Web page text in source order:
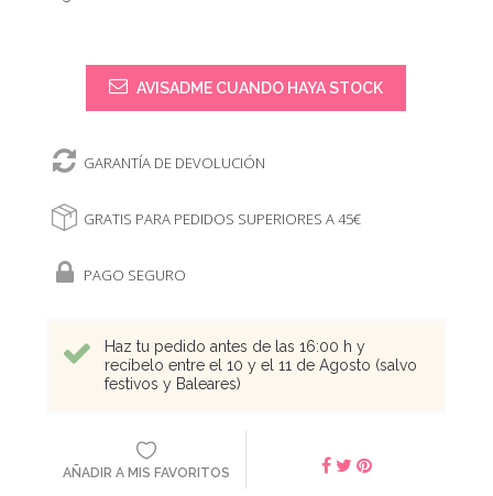
AVISADME CUANDO HAYA STOCK
GARANTÍA DE DEVOLUCIÓN
GRATIS PARA PEDIDOS SUPERIORES A 45€
PAGO SEGURO
Haz tu pedido antes de las 16:00 h y
recíbelo entre el 10 y el 11 de Agosto (salvo
festivos y Baleares)
AÑADIR A MIS FAVORITOS